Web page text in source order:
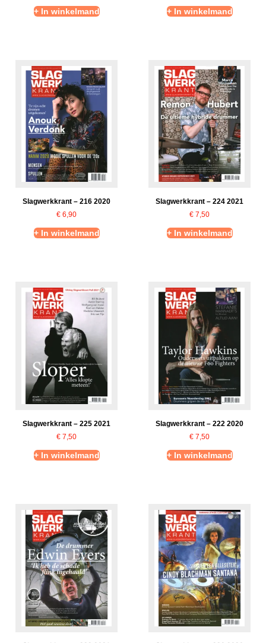
+ In winkelmand + In winkelmand
Slagwerkkrant – 216 2020
€ 6,90
+ In winkelmand
Slagwerkkrant – 224 2021
€ 7,50
+ In winkelmand
Slagwerkkrant – 225 2021
€ 7,50
+ In winkelmand
Slagwerkkrant – 222 2020
€ 7,50
+ In winkelmand